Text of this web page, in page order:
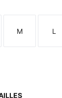
Taille
M L